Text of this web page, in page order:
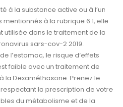
à la substance active ou à l’un
mentionnés à la rubrique 6.1, elle
utilisée dans le traitement de la
sars-cov-2 2019.
l’estomac, le risque d’effets
faible avec un traitement de
la Dexaméthasone. Prenez le
la prescription de votre
du métabolisme et de la